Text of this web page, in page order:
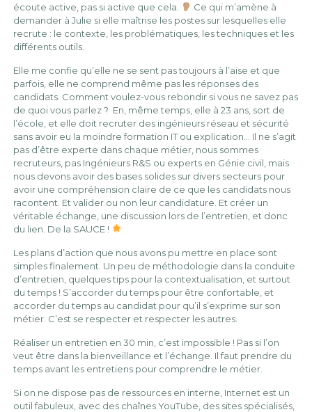
écoute active, pas si active que cela.
Ce qui m’amène à
demander à Julie si elle maîtrise les postes sur lesquelles elle
recrute : le contexte, les problématiques, les techniques et les
différents outils.
Elle me confie qu’elle ne se sent pas toujours à l’aise et que
parfois, elle ne comprend même pas les réponses des
candidats. Comment voulez-vous rebondir si vous ne savez pas
de quoi vous parlez ? En, même temps, elle à 23 ans, sort de
l’école, et elle doit recruter des ingénieurs réseau et sécurité
sans avoir eu la moindre formation IT ou explication… Il ne s’agit
pas d’être experte dans chaque métier, nous sommes
recruteurs, pas Ingénieurs R&S ou experts en Génie civil, mais
nous devons avoir des bases solides sur divers secteurs pour
avoir une compréhension claire de ce que les candidats nous
racontent. Et valider ou non leur candidature. Et créer un
véritable échange, une discussion lors de l’entretien, et donc
du lien. De la SAUCE !
Les plans d’action que nous avons pu mettre en place sont
simples finalement. Un peu de méthodologie dans la conduite
d’entretien, quelques tips pour la contextualisation, et surtout
du temps ! S’accorder du temps pour être confortable, et
accorder du temps au candidat pour qu’il s’exprime sur son
métier. C’est se respecter et respecter les autres.
Réaliser un entretien en 30 min, c’est impossible ! Pas si l’on
veut être dans la bienveillance et l’échange. Il faut prendre du
temps avant les entretiens pour comprendre le métier.
Si on ne dispose pas de ressources en interne, Internet est un
outil fabuleux, avec des chaînes YouTube, des sites spécialisés,